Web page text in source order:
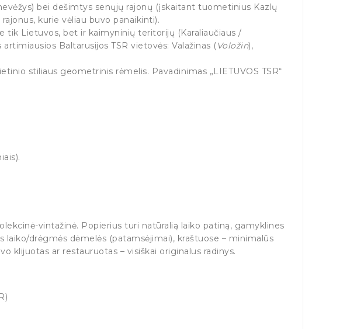
bei dešimtys senųjų rajonų (įskaitant tuometinius Kazlų
kurie vėliau buvo panaikinti).
tik Lietuvos, bet ir kaimyninių teritorijų (Karaliaučiaus /
Baltarusijos TSR vietovės: Valažinas (Voložin),
stiliaus geometrinis rėmelis. Pavadinimas „LIETUVOS TSR“
vintažinė. Popierius turi natūralią laiko patiną, gamyklines
drėgmės dėmelės (patamsėjimai), kraštuose – minimalūs
klijuotas ar restauruotas – visiškai originalus radinys.